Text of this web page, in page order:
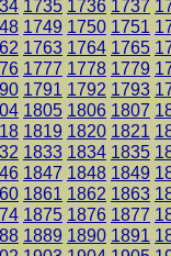
1735 1736 1737
1749 1750 1751
1763 1764 1765
1777 1778 1779
1791 1792 1793
1805 1806 1807
1819 1820 1821
1833 1834 1835
1847 1848 1849
1861 1862 1863
1875 1876 1877
1889 1890 1891